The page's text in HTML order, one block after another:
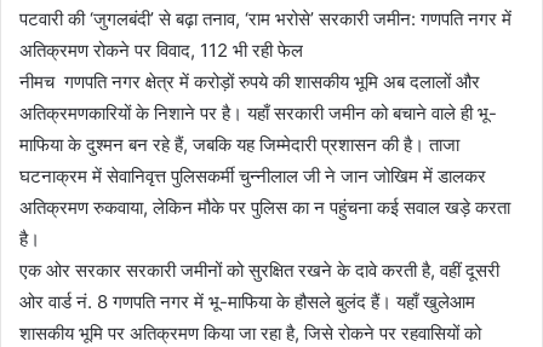
पटवारी की ‘जुगलबंदी’ से बढ़ा तनाव, ‘राम भरोसे’ सरकारी जमीन: गणपति नगर में
अतिक्रमण रोकने पर विवाद, 112 भी रही फेल
नीमच गणपति नगर क्षेत्र में करोड़ों रुपये की शासकीय भूमि अब दलालों और
अतिक्रमणकारियों के निशाने पर है। यहाँ सरकारी जमीन को बचाने वाले ही भू-
माफिया के दुश्मन बन रहे हैं, जबकि यह जिम्मेदारी प्रशासन की है। ताजा
घटनाक्रम में सेवानिवृत्त पुलिसकर्मी चुन्नीलाल जी ने जान जोखिम में डालकर
अतिक्रमण रुकवाया, लेकिन मौके पर पुलिस का न पहुंचना कई सवाल खड़े करता
है।
एक ओर सरकार सरकारी जमीनों को सुरक्षित रखने के दावे करती है, वहीं दूसरी
ओर वार्ड नं. 8 गणपति नगर में भू-माफिया के हौसले बुलंद हैं। यहाँ खुलेआम
शासकीय भूमि पर अतिक्रमण किया जा रहा है, जिसे रोकने पर रहवासियों को